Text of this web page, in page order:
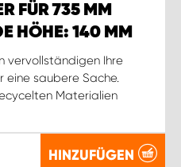
FÜR 735 MM
HÖHE: 140 MM
vervollständigen Ihre
eine saubere Sache.
Materialien
HINZUFÜGEN